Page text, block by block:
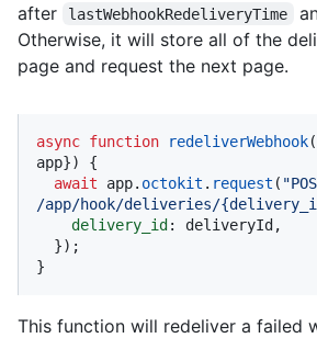
after
lastWebhookRedeliveryTime
Otherwise, it will store all of the
page and request the next page.
async function redeliverWebhook(
app}) {
await app. octokit . request (
/app/hook/deliveries/
delivery_id : deliveryId,
}
This function will redeliver a failed